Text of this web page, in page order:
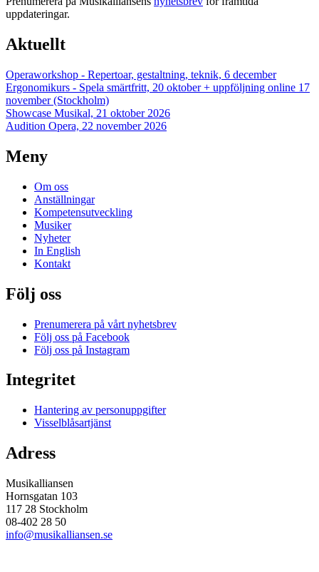
uppdateringar.
Aktuellt
Operaworkshop - Repertoar, gestaltning, teknik, 6 december
Ergonomikurs - Spela smärtfritt, 20 oktober + uppföljning online 17
november (Stockholm)
Showcase Musikal, 21 oktober 2026
Audition Opera, 22 november 2026
Meny
Om oss
Anställningar
Kompetensutveckling
Musiker
Nyheter
In English
Kontakt
Följ oss
Prenumerera på vårt nyhetsbrev
Följ oss på Facebook
Följ oss på Instagram
Integritet
Hantering av personuppgifter
Visselblåsartjänst
Adress
Musikalliansen
Hornsgatan 103
117 28 Stockholm
08-402 28 50
info@musikalliansen.se